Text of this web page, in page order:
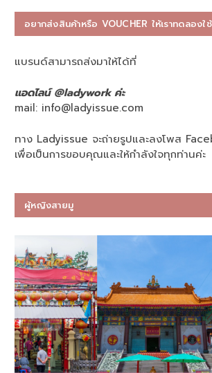
อยากส่งสินค้าหรือ VOUCHER ให้เราทดลอง
แบรนด์สามารถส่งมาให้ได้ที่
แอดไลน์ @ladywork ค่ะ
mail: info@ladyissue.com
ทาง Ladyissue จะถ่ายรูปและลงโพส
เพื่อเป็นการขอบคุณและให้กำลังใจทุกท่านค่ะ
ผู้หญิงสายมู